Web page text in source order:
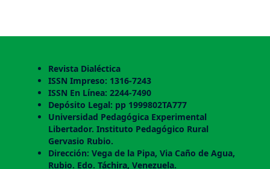
Revista Dialéctica
ISSN Impreso: 1316-7243
ISSN En Línea: 2244-7490
Depósito Legal: pp 1999802TA777
Universidad Pedagógica Experimental
Libertador. Instituto Pedagógico Rural
Gervasio Rubio.
Dirección: Vega de la Pipa, Via Caño de Agua,
Rubio. Edo. Táchira, Venezuela.